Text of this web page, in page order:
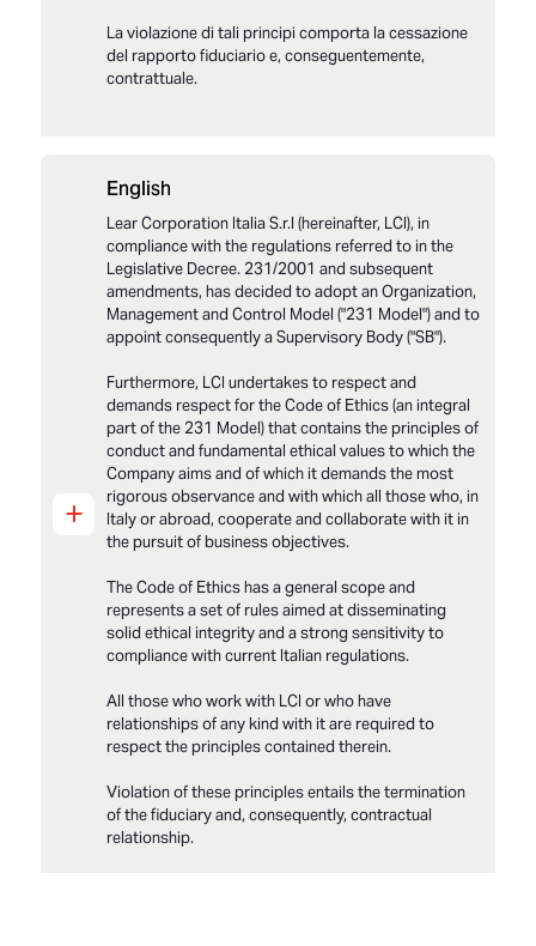
La violazione di tali principi comporta la cessazione
del rapporto fiduciario e, conseguentemente,
contrattuale.
LCI_Modello 231_Parte_Generale_Final_2025
LCI_All_1 Parte_Generale_Elenco reati
presupposto_2025
LCI_Modello 231_Codice Etico_2025
+
English
Lear Corporation Italia S.r.l (hereinafter, LCI), in
compliance with the regulations referred to in the
Legislative Decree. 231/2001 and subsequent
amendments, has decided to adopt an Organization,
Management and Control Model ("231 Model") and to
appoint consequently a Supervisory Body ("SB").
Furthermore, LCI undertakes to respect and
demands respect for the Code of Ethics (an integral
part of the 231 Model) that contains the principles of
conduct and fundamental ethical values to which the
Company aims and of which it demands the most
rigorous observance and with which all those who, in
Italy or abroad, cooperate and collaborate with it in
the pursuit of business objectives.
The Code of Ethics has a general scope and
represents a set of rules aimed at disseminating
solid ethical integrity and a strong sensitivity to
compliance with current Italian regulations.
All those who work with LCI or who have
relationships of any kind with it are required to
respect the principles contained therein.
Violation of these principles entails the termination
of the fiduciary and, consequently, contractual
relationship.